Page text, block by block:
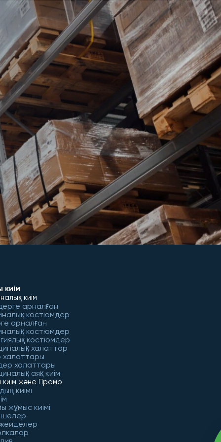
киім
киім
арналған
костюмдер
арналған
костюмдер
костюмдер
халаттар
халаттары
халаттары
аяқ киім
және Промо
киімі
жұмыс киімі